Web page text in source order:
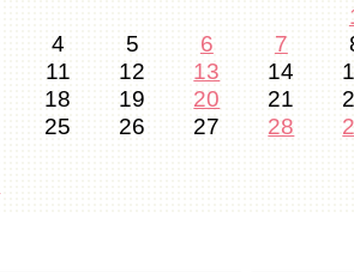
4 5 6 7
11 12 13 14
18 19 20 21
25 26 27 28